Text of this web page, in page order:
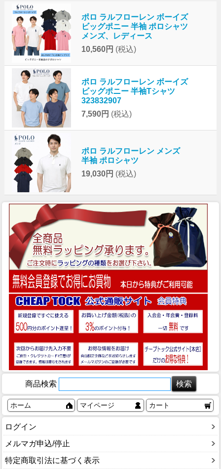
ポロ ラルフローレン ボーイズ
ビッグポニー 半袖 ポロシャツ
メンズ、レディース
10,560円 (税込)
ポロ ラルフローレン ボーイズ
ビッグポニー 半袖Tシャツ
323832907
7,590円 (税込)
ポロ ラルフローレン メンズ
半袖 ポロシャツ
19,030円 (税込)
商品検索
ホーム マイページ カート
ログイン
メルマガ申込/停止
特定商取引法に基づく表示